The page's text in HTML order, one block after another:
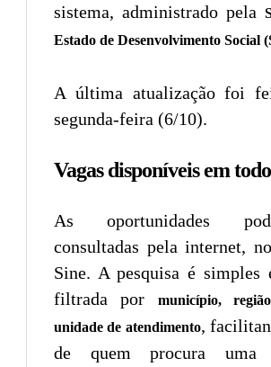
sistema, administrado pela
Estado de Desenvolvimento Social
A última atualização foi
segunda-feira (6/10).
Vagas disponíveis em
As oportunidades
consultadas pela internet,
Sine. A pesquisa é simples
filtrada por
município,
unidade de atendimento,
de quem procura uma